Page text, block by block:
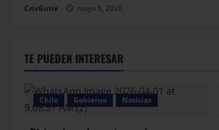
CrisGutie mayo 6, 2026
TE PUEDEN INTERESAR
Chile Gobierno Noticias